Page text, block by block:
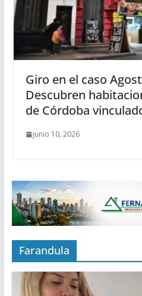
Giro en el caso
Descubren
de Córdoba
junio 10, 2026
Farandula